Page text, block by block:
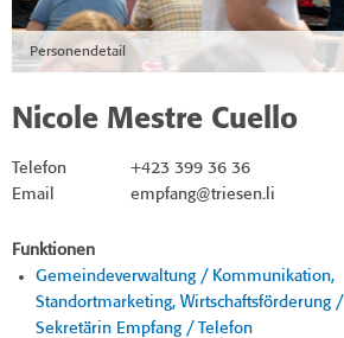
Personendetail
Nicole Mestre Cuello
Telefon
+423 399 36 36
Email
empfang@triesen.li
Funktionen
Gemeindeverwaltung / Kommunikation,
Standortmarketing, Wirtschaftsförderung /
Sekretärin Empfang / Telefon